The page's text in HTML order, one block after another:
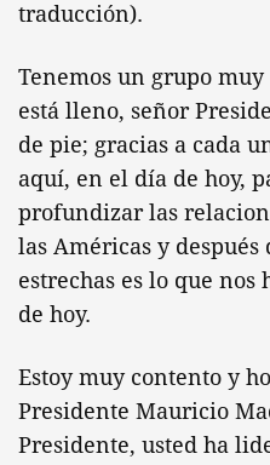
traducción).
Tenemos un grupo
está lleno, señor
de pie; gracias a cada
aquí, en el día de hoy,
profundizar las
las Américas y
estrechas es lo que
de hoy.
Estoy muy contento y
Presidente Mauricio
Presidente, usted ha